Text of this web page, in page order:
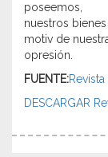
poseemos,
nuestros
motiv de
opresión.
FUENTE:Revista
DESCARGAR